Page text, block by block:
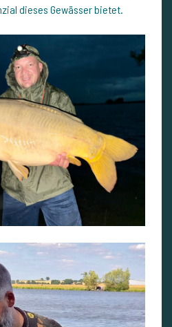
dieses Gewässer bietet.